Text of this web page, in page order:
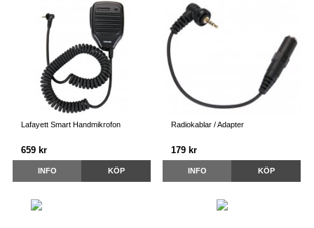
Lafayett Smart Handmikrofon
659 kr
INFO KÖP
Radiokablar / Adapter
179 kr
INFO KÖP